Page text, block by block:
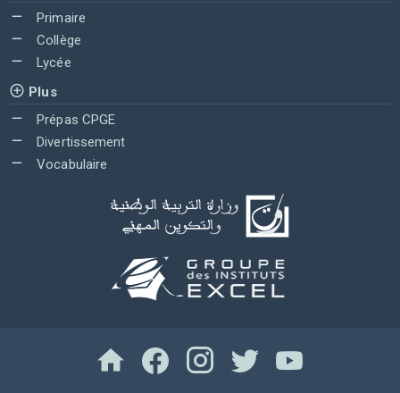
Primaire
Collège
Lycée
Plus
Prépas CPGE
Divertissement
Vocabulaire